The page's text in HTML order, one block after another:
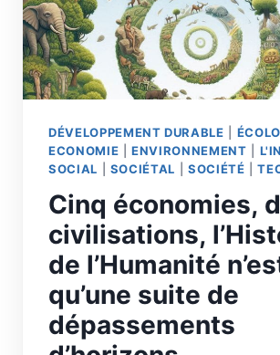
DÉVELOPPEMENT DURABLE
ECONOMIE |ENVIRONNEMENT
SOCIAL
SOCIÉTAL SOCIÉTÉ |
Cinq économies,
civilisations,
de l’Humanité
qu’une suite de
dépassements